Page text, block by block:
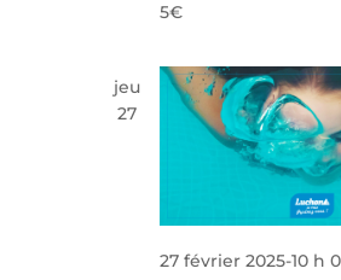
5€
jeu
27
27 février 2025-10 h